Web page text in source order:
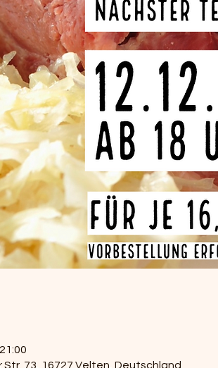
73, 16727 Velten, Deutschland